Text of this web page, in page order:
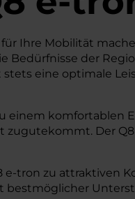
Ihre Mobilität
Bedürfnisse der
eine optimale
einem komfortablen
zugutekommt. Der
tron zu attraktiven
bestmöglicher